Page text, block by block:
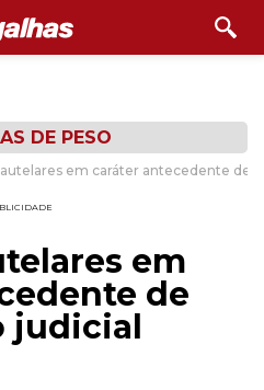
DE PESO
em caráter antecedente de
em
de
judicial